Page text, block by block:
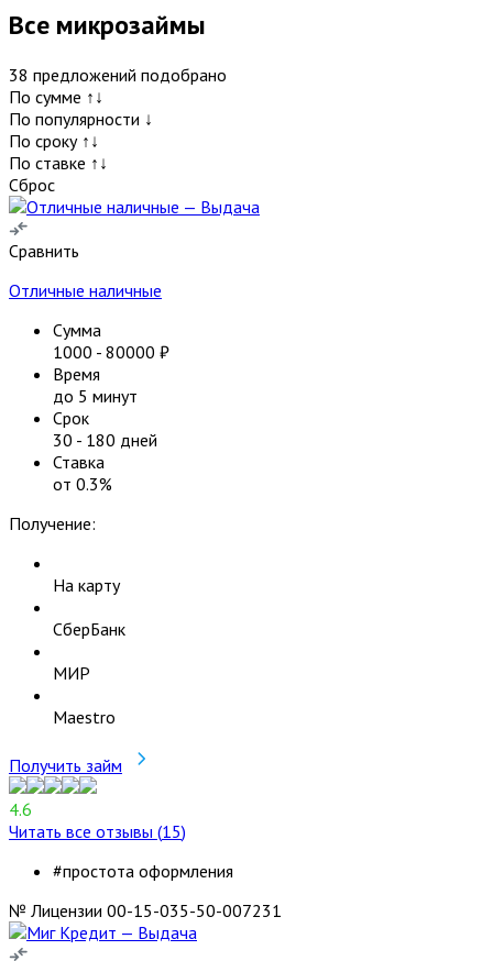
Все микрозаймы
38 предложений подобрано
По сумме ↑↓
По популярности ↓
По сроку ↑↓
По ставке ↑↓
Сброс
Сравнить
Отличные наличные
Сумма
1000 - 80000 ₽
Время
до 5 минут
Срок
30 - 180 дней
Ставка
от 0.3%
Получение:
На карту
СберБанк
МИР
Maestro
Получить займ
4.6
Читать все отзывы (15)
#простота оформления
№ Лицензии 00-15-035-50-007231